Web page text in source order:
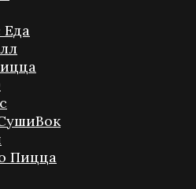
Еда
Пицца